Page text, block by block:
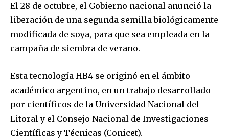
El 28 de octubre, el Gobierno nacional anunció la
liberación de una segunda semilla biológicamente
modificada de soya, para que sea empleada en la
campaña de siembra de verano.
Esta tecnología HB4 se originó en el ámbito
académico argentino, en un trabajo desarrollado
por científicos de la Universidad Nacional del
Litoral y el Consejo Nacional de Investigaciones
Científicas y Técnicas (Conicet).